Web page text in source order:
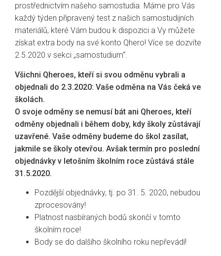
prostřednictvím našeho samostudia. Máme pro Vás
každý týden připravený test z našich samostudijních
materiálů, které Vám budou k dispozici a Vy můžete
získat extra body na své konto Qhero! Více se dozvíte
2.5.2020 v sekci „samostudium“.
Všichni Qheroes, kteří si svou odměnu vybrali a
objednali do 2.3.2020: Vaše odměna na Vás čeká ve
školách.
O svoje odměny se nemusí bát ani Qheroes, kteří
odměny objednali i během doby, kdy školy zůstávají
uzavřené. Vaše odměny budeme do škol zasílat,
jakmile se školy otevřou. Avšak termín pro poslední
objednávky v letošním školním roce zůstává stále
31.5.2020.
Pozdější objednávky, tj. po 31. 5. 2020, nebudou
zprocesovány!
Platnost nasbíraných bodů skončí v tomto
školním roce!
Body se do dalšího školního roku nepřevádí!